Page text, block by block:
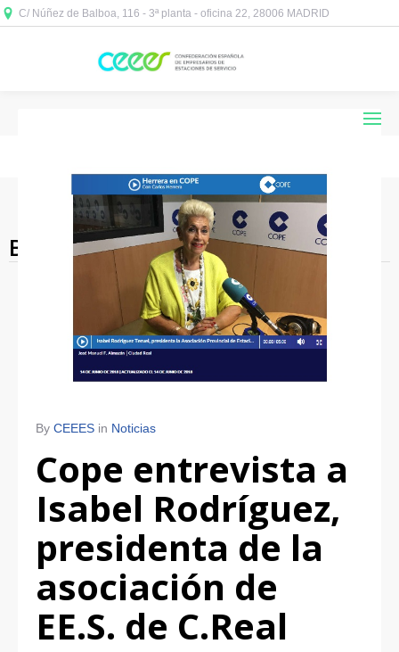
C/ Núñez de Balboa, 116 - 3ª planta - oficina 22, 28006 MADRID
Blog Archives
By CEEES in Noticias
Cope entrevista a
Isabel Rodríguez,
presidenta de la
asociación de
EE.S. de C.Real